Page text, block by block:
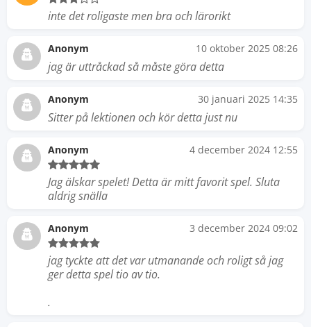
inte det roligaste men bra och lärorikt
Anonym 10 oktober 2025 08:26
jag är uttråckad så måste göra detta
Anonym 30 januari 2025 14:35
Sitter på lektionen och kör detta just nu
Anonym 4 december 2024 12:55
Jag älskar spelet! Detta är mitt favorit spel. Sluta
aldrig snälla
Anonym 3 december 2024 09:02
jag tyckte att det var utmanande och roligt så jag
ger detta spel tio av tio.
.